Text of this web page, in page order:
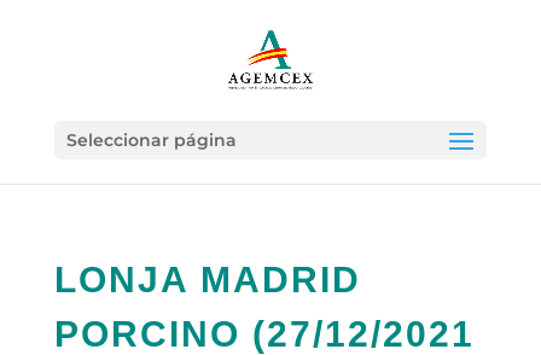
Seleccionar página
LONJA MADRID
PORCINO (27/12/2021